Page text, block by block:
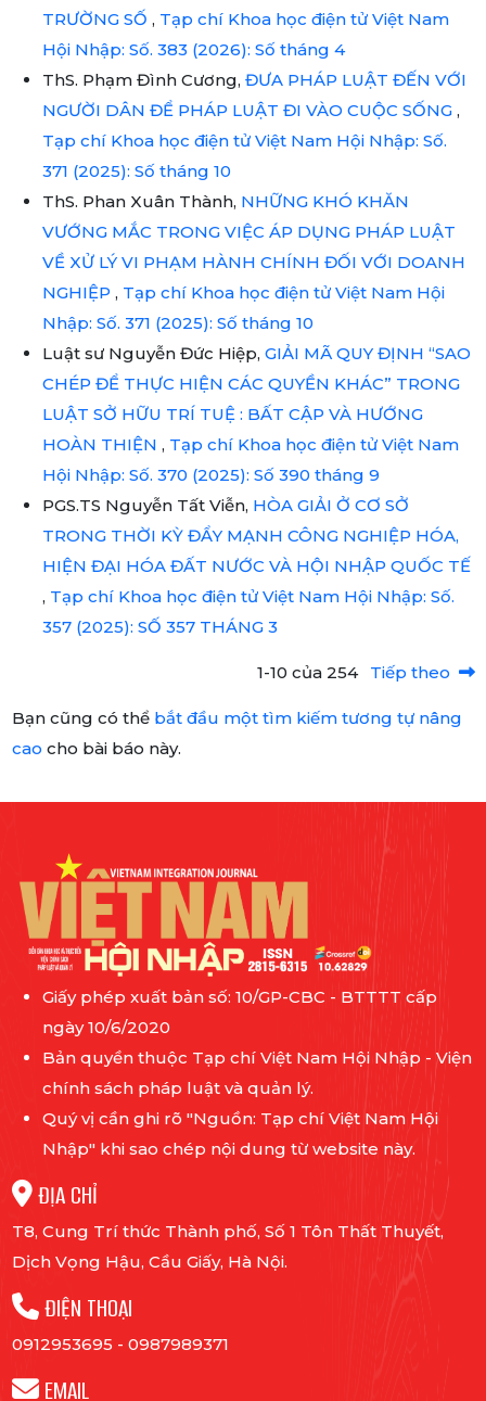
TRƯỜNG SỐ , Tạp chí Khoa học điện tử Việt Nam
Hội Nhập: Số. 383 (2026): Số tháng 4
ThS. Phạm Đình Cương, ĐƯA PHÁP LUẬT ĐẾN VỚI
NGƯỜI DÂN ĐỂ PHÁP LUẬT ĐI VÀO CUỘC SỐNG ,
Tạp chí Khoa học điện tử Việt Nam Hội Nhập: Số.
371 (2025): Số tháng 10
ThS. Phan Xuân Thành, NHỮNG KHÓ KHĂN
VƯỚNG MẮC TRONG VIỆC ÁP DỤNG PHÁP LUẬT
VỀ XỬ LÝ VI PHẠM HÀNH CHÍNH ĐỐI VỚI DOANH
NGHIỆP , Tạp chí Khoa học điện tử Việt Nam Hội
Nhập: Số. 371 (2025): Số tháng 10
Luật sư Nguyễn Đức Hiệp, GIẢI MÃ QUY ĐỊNH “SAO
CHÉP ĐỂ THỰC HIỆN CÁC QUYỀN KHÁC” TRONG
LUẬT SỞ HỮU TRÍ TUỆ : BẤT CẬP VÀ HƯỚNG
HOÀN THIỆN , Tạp chí Khoa học điện tử Việt Nam
Hội Nhập: Số. 370 (2025): Số 390 tháng 9
PGS.TS Nguyễn Tất Viễn, HÒA GIẢI Ở CƠ SỞ
TRONG THỜI KỲ ĐẨY MẠNH CÔNG NGHIỆP HÓA,
HIỆN ĐẠI HÓA ĐẤT NƯỚC VÀ HỘI NHẬP QUỐC TẾ
, Tạp chí Khoa học điện tử Việt Nam Hội Nhập: Số.
357 (2025): SỐ 357 THÁNG 3
1-10 của 254 Tiếp theo
Bạn cũng có thể bắt đầu một tìm kiếm tương tự nâng
cao cho bài báo này.
Giấy phép xuất bản số: 10/GP-CBC - BTTTT cấp
ngày 10/6/2020
Bản quyền thuộc Tạp chí Việt Nam Hội Nhập - Viện
chính sách pháp luật và quản lý.
Quý vị cần ghi rõ "Nguồn: Tạp chí Việt Nam Hội
Nhập" khi sao chép nội dung từ website này.
ĐỊA CHỈ
T8, Cung Trí thức Thành phố, Số 1 Tôn Thất Thuyết,
Dịch Vọng Hậu, Cầu Giấy, Hà Nội.
ĐIỆN THOẠI
0912953695 - 0987989371
EMAIL